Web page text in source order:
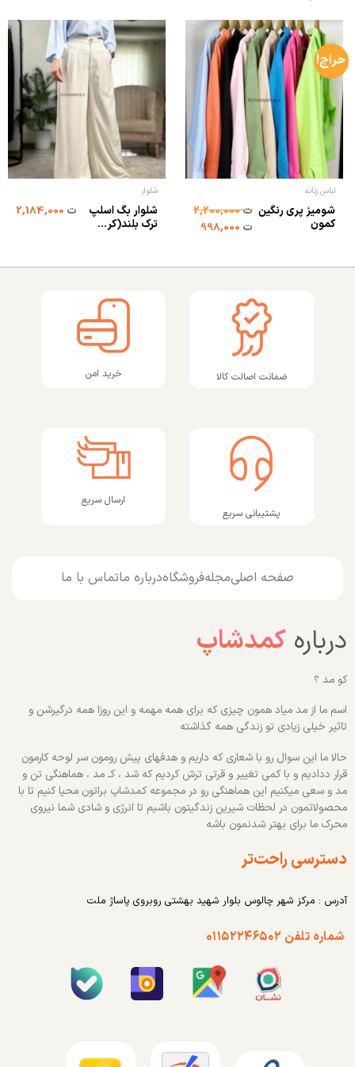
حراج!
لباس زنانه
شومیز پری رنگین
کمون
ت2,200,000
ت998,000
شلوار
شلوار بگ اسلپ
ترک بلند(کر...
ت2,184,000
ضمانت اصالت کالا خرید امن
پشتیبانی سریع
ارسال سریع
صفحه اصلیمجلهفروشگاهدرباره ماتماس با ما
درباره کمدشاپ
کو مد ؟
اسم ما از مد میاد همون چیزی که برای همه مهمه و این روزا همه درگیرشن و
تاثیر خیلی زیادی تو زندگی همه گذاشته
حالا ما این سوال رو با شعاری که داریم و هدفهای پیش رومون سر لوحه کارمون
قرار ددادیم و با کمی تغییر و قرتی ترش کردیم که شد ، کـ مد ، هماهنگی تن و
مد و سعی میکنیم این هماهنگی رو در مجموعه کمدشاپ براتون محیا کنیم تا با
محصولاتمون در لحظات شیرین زندگیتون باشیم تا انرژی و شادی شما نیروی
محرک ما برای بهتر شدنمون باشه
دسترسی راحت‌تر
آدرس : مرکز شهر چالوس بلوار شهید بهشتی روبروی پاساژ ملت
شماره تلفن ۰۱۱۵۲۲۴۶۵۰۲